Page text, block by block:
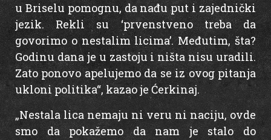
u Briselu pomognu, da nađu put i zajednički
jezik. Rekli su ‘prvenstveno treba da
govorimo o nestalim licima’. Međutim, šta?
Godinu dana je u zastoju i ništa nisu uradili.
Zato ponovo apelujemo da se iz ovog pitanja
ukloni politika“, kazao je Ćerkinaj.
„Nestala lica nemaju ni veru ni naciju, ovde
smo da pokažemo da nam je stalo do